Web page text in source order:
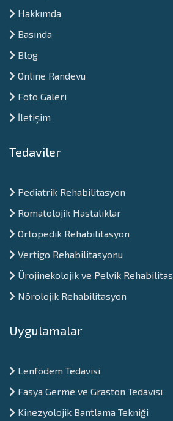
Hakkımda
Basında
Blog
Online Randevu
Foto Galeri
İletişim
Tedaviler
Pediatrik Rehabilitasyon
Romatolojik Hastalıklar
Ortopedik Rehabilitasyon
Vertigo Rehabilitasyonu
Ürojinekolojik ve Pelvik
Nörolojik Rehabilitasyon
Uygulamalar
Lenfödem Tedavisi
Fasya Germe ve Graston Tedavisi
Kinezyolojik Bantlama Tekniği